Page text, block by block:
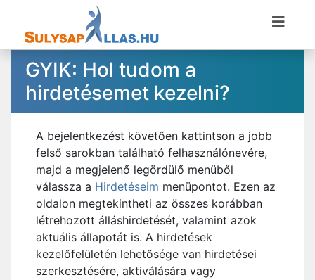
GYIK: Hol tudom a
hirdetésemet kezelni?
A bejelentkezést követően kattintson a jobb
felső sarokban található felhasználónevére,
majd a megjelenő legördülő menüből
válassza a Hirdetéseim menüpontot. Ezen az
oldalon megtekintheti az összes korábban
létrehozott álláshirdetését, valamint azok
aktuális állapotát is. A hirdetések
kezelőfelületén lehetősége van hirdetései
szerkesztésére, aktiválására vagy